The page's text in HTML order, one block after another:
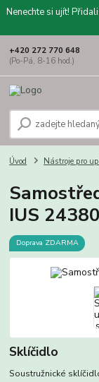
Nenechte si ujít!
+420 272 770 648
(Po-Pá, 8-16 hod.)
Úvod Nástroje pro
IUS
Doprava ZDARMA
Sklíčidlo
Soustružnické